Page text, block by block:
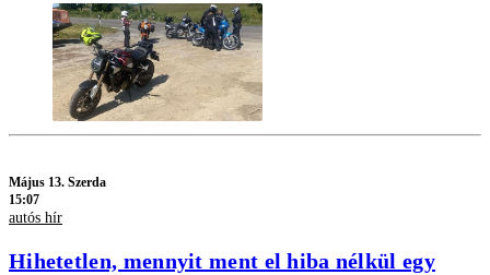
Május 13. Szerda
15:07
autós hír
Hihetetlen, mennyit ment el hiba nélkül egy